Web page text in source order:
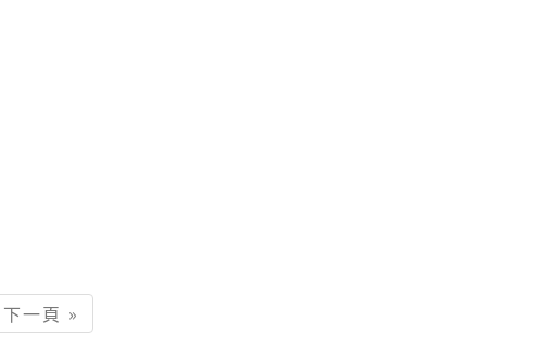
下一頁 »